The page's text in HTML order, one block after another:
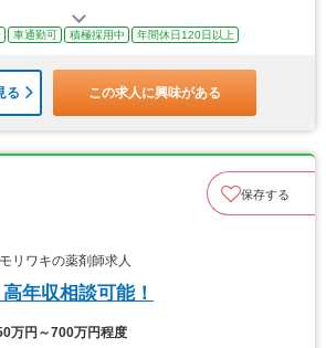
車通勤可 積極採用中 年間休日120日以上
る この求人に興味がある
保存する
リワキの薬剤師求人
年収相談可能！
万円～700万円程度